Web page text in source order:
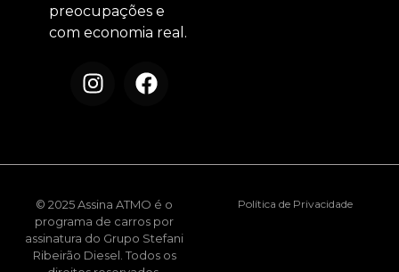
preocupações e
com economia real.
© 2025 Assina ATMO é o
programa de carros por
assinatura do Grupo Stefani
Ribeirão Diesel. Todos os
Política de Privacidade